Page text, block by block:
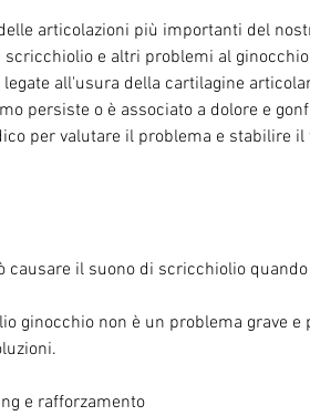
articolazioni più importanti del
e altri problemi al
all'usura della cartilagine
persiste o è associato a dolore e
per valutare il problema e stabilire
causare il suono di scricchiolio
ginocchio non è un problema grave e
e rafforzamento